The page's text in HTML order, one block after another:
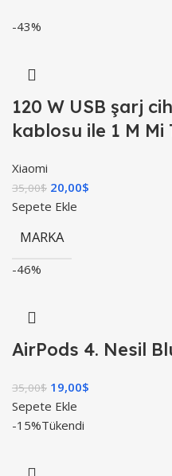
-43%
120 W USB şarj
kablosu ile 1 M Mi
Xiaomi
35,00$ 20,00$
Sepete Ekle
MARKA
-46%
AirPods 4. Nesil
35,00$ 19,00$
Sepete Ekle
-15%Tükendi